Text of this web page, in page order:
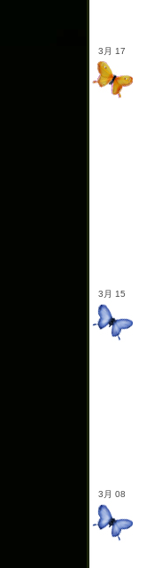
3月 17
3月 15
3月 08